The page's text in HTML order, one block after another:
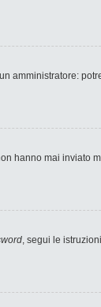
amministratore:
hanno mai inviato
, segui le